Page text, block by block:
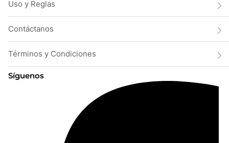
Uso y Reglas
Contáctanos
Términos y Condiciones
Síguenos